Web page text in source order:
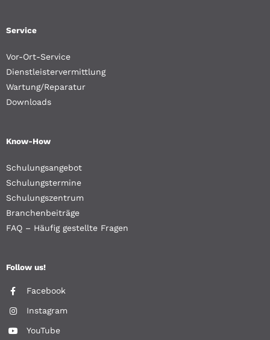
Service
Vor-Ort-Service
Dienstleistervermittlung
Wartung/Reparatur
Downloads
Know-How
Schulungsangebot
Schulungstermine
Schulungszentrum
Branchenbeiträge
FAQ – Häufig gestellte Fragen
Follow us!
Facebook
Instagram
YouTube